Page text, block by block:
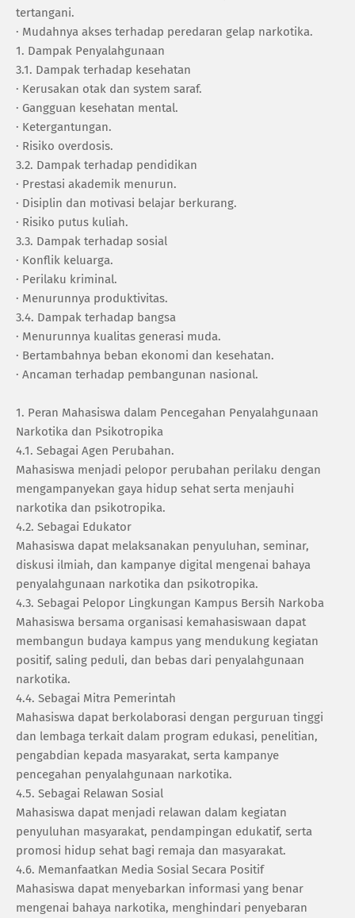
tertangani.
· ‎Mudahnya akses terhadap peredaran gelap narkotika.
1. ‎Dampak Penyalahgunaan
‎3.1. Dampak terhadap kesehatan
· ‎Kerusakan otak dan system saraf.
· ‎Gangguan kesehatan mental.
· ‎Ketergantungan.
· ‎Risiko overdosis.
‎3.2. Dampak terhadap pendidikan
· ‎Prestasi akademik menurun.
· ‎Disiplin dan motivasi belajar berkurang.
· ‎Risiko putus kuliah.
‎3.3. Dampak terhadap sosial
· ‎Konflik keluarga.
· ‎Perilaku kriminal.
· ‎Menurunnya produktivitas.
‎3.4. Dampak terhadap bangsa
· ‎Menurunnya kualitas generasi muda.
· ‎Bertambahnya beban ekonomi dan kesehatan.
· ‎Ancaman terhadap pembangunan nasional.
1. ‎Peran Mahasiswa dalam Pencegahan Penyalahgunaan
Narkotika dan Psikotropika
‎4.1. Sebagai Agen Perubahan.
‎Mahasiswa menjadi pelopor perubahan perilaku dengan
mengampanyekan gaya hidup sehat serta menjauhi
narkotika dan psikotropika.
‎4.2. Sebagai Edukator
‎Mahasiswa dapat melaksanakan penyuluhan, seminar,
diskusi ilmiah, dan kampanye digital mengenai bahaya
penyalahgunaan narkotika dan psikotropika.
‎4.3. Sebagai Pelopor Lingkungan Kampus Bersih Narkoba
‎Mahasiswa bersama organisasi kemahasiswaan dapat
membangun budaya kampus yang mendukung kegiatan
positif, saling peduli, dan bebas dari penyalahgunaan
narkotika.
‎4.4. Sebagai Mitra Pemerintah
‎Mahasiswa dapat berkolaborasi dengan perguruan tinggi
dan lembaga terkait dalam program edukasi, penelitian,
pengabdian kepada masyarakat, serta kampanye
pencegahan penyalahgunaan narkotika.
‎4.5. Sebagai Relawan Sosial
‎Mahasiswa dapat menjadi relawan dalam kegiatan
penyuluhan masyarakat, pendampingan edukatif, serta
promosi hidup sehat bagi remaja dan masyarakat.
‎4.6. Memanfaatkan Media Sosial Secara Positif
‎Mahasiswa dapat menyebarkan informasi yang benar
mengenai bahaya narkotika, menghindari penyebaran